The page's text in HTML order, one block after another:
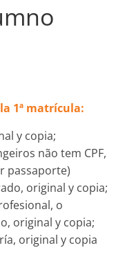
1ª matrícula:
y copia;
não tem CPF,
passaporte)
original y copia;
o
original y copia;
original y copia